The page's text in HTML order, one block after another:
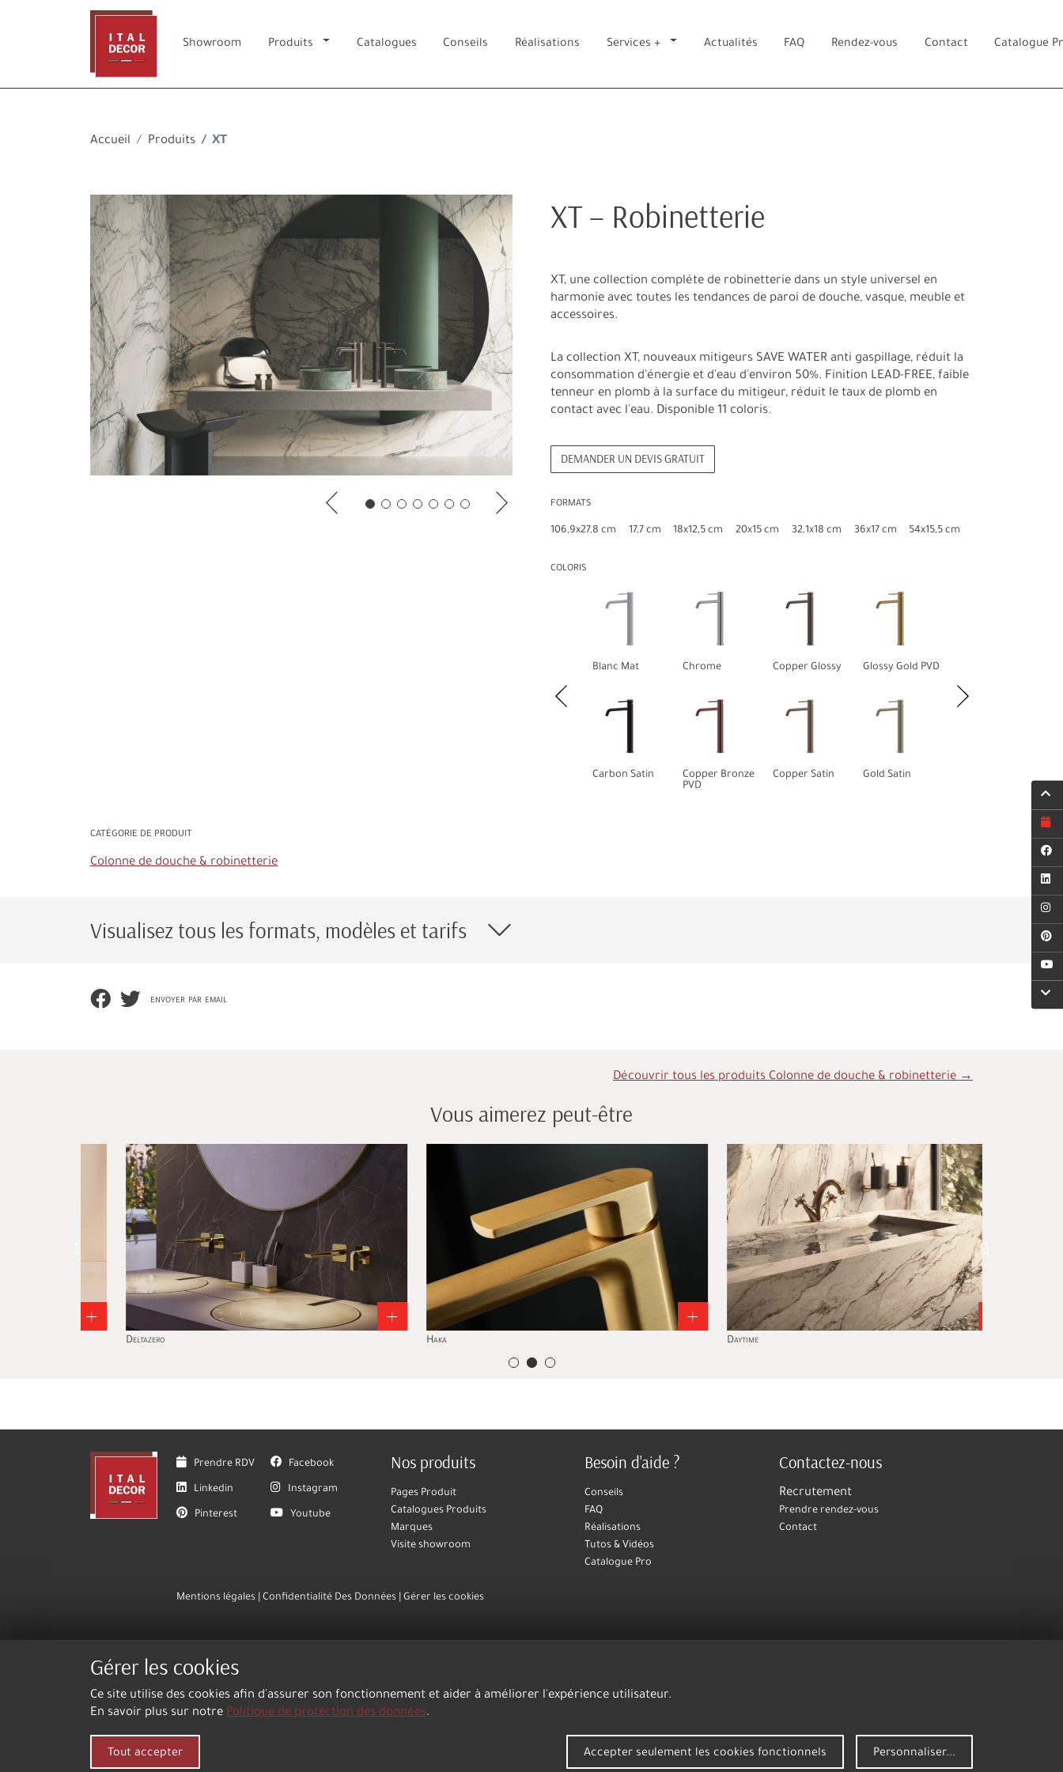
Accueil Produits XT
XT – Robinetterie
XT, une collection compléte de robinetterie dans un style universel en
harmonie avec toutes les tendances de paroi de douche, vasque, meuble et
accessoires.
La collection XT, nouveaux mitigeurs SAVE WATER anti gaspillage, réduit la
consommation d'énergie et d'eau d'environ 50%. Finition LEAD-FREE, faible
tenneur en plomb à la surface du mitigeur, réduit le taux de plomb en
contact avec l'eau. Disponible 11 coloris.
DEMANDER UN DEVIS GRATUIT
FORMATS
106,9x27,8 cm 17,7 cm 18x12,5 cm 20x15 cm 32,1x18 cm 36x17 cm 54x15,5 cm
COLORIS
Blanc Mat
Carbon Satin
Chrome
Copper Bronze
PVD
Copper Glossy
Copper Satin
Glossy Gold PVD
Gold Satin
CATÉGORIE DE PRODUIT
Colonne de douche & robinetterie
Visualisez tous les formats, modèles et tarifs
envoyer par email
Découvrir tous les produits Colonne de douche & robinetterie →
Vous aimerez peut-être
Deltazero
Prendre RDV Facebook
Linkedin Instagram
Pinterest Youtube
Nos produits
Pages Produit
Catalogues Produits
Marques
Visite showroom
Besoin d'aide ?
Conseils
FAQ
Réalisations
Tutos & Vidéos
Catalogue Pro
Contactez-nous
Recrutement
Prendre rendez-vous
Contact
Mentions légales Confidentialité Des Données Gérer les cookies
Gérer les cookies
Ce site utilise des cookies afin d'assurer son fonctionnement et aider à améliorer l'expérience utilisateur.
En savoir plus sur notre Politique de protection des données.
Tout accepter Accepter seulement les cookies fonctionnels Personnaliser...
Showroom Produits Catalogues Conseils Réalisations Services + Actualités FAQ Rendez-vous Contact Catalogue